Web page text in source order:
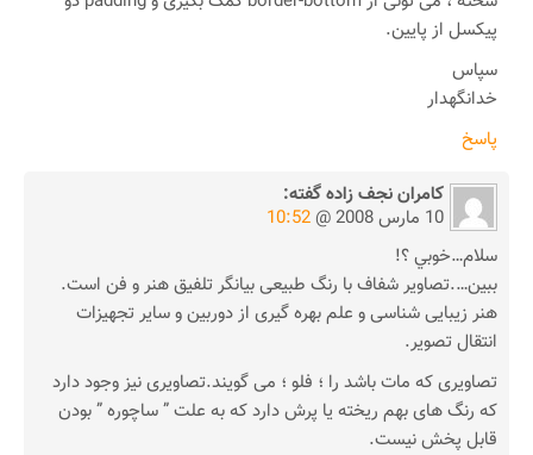
پیکسل از پایین.
سپاس
خدانگهدار
پاسخ
کامران نجف زادهگفته:
10 مارس 2008 @
10:52
سلام…خوبي ؟!
ببين….تصاویر شفاف با رنگ طبیعی بیانگر تلفیق هنر و فن است.
هنر زیبایی شناسی و علم بهره گیری از دوربین و سایر تجهیزات
انتقال تصویر.
تصاویری که مات باشد را ؛ فلو ؛ می گویند.تصاویری نیز وجود دارد
که رنگ های بهم ریخته یا پرش دارد که به علت ” ساچوره ” بودن
قابل پخش نیست.